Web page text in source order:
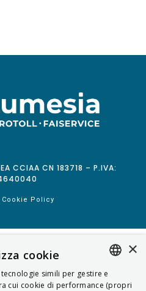
CCIAA CN 183718 – P.IVA:
Cookie Policy
ITALIAN
×
cookie
simili per gestire e
cui cookie di performance (propri